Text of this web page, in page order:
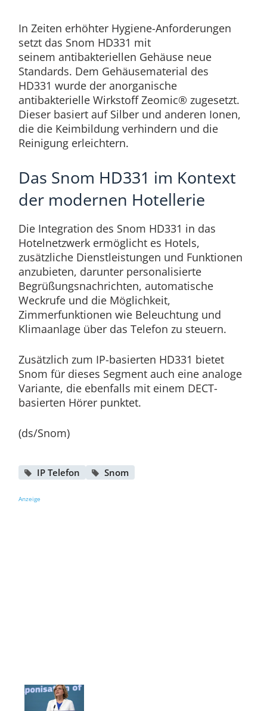
In Zeiten erhöhter Hygiene-Anforderungen
setzt das Snom HD331 mit
seinem antibakteriellen Gehäuse neue
Standards. Dem Gehäusematerial des
HD331 wurde der anorganische
antibakterielle Wirkstoff Zeomic® zugesetzt.
Dieser basiert auf Silber und anderen Ionen,
die die Keimbildung verhindern und die
Reinigung erleichtern.
Das Snom HD331 im Kontext
der modernen Hotellerie
Die Integration des Snom HD331 in das
Hotelnetzwerk ermöglicht es Hotels,
zusätzliche Dienstleistungen und Funktionen
anzubieten, darunter personalisierte
Begrüßungsnachrichten, automatische
Weckrufe und die Möglichkeit,
Zimmerfunktionen wie Beleuchtung und
Klimaanlage über das Telefon zu steuern.
Zusätzlich zum IP-basierten HD331 bietet
Snom für dieses Segment auch eine analoge
Variante, die ebenfalls mit einem DECT-
basierten Hörer punktet.
(ds/Snom)
IP Telefon Snom
Anzeige